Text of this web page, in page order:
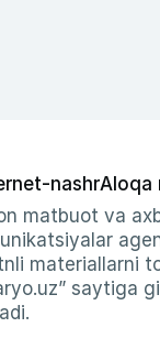
nashrAloqa
matbuot va
materiallarni
saytiga